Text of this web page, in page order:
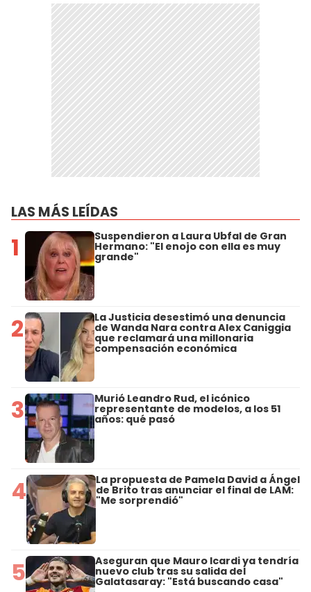
LAS MÁS LEÍDAS
1 Suspendieron a Laura Ubfal de Gran
Hermano: "El enojo con ella es muy
grande"
2 La Justicia desestimó una denuncia
de Wanda Nara contra Alex Caniggia
que reclamará una millonaria
compensación económica
3 Murió Leandro Rud, el icónico
representante de modelos, a los 51
años: qué pasó
4 La propuesta de Pamela David a Ángel
de Brito tras anunciar el final de LAM:
"Me sorprendió"
5 Aseguran que Mauro Icardi ya tendría
nuevo club tras su salida del
Galatasaray: "Está buscando casa"